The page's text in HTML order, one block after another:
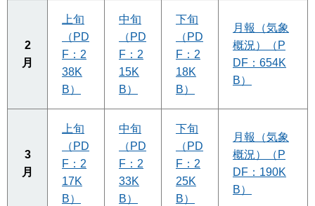
2
月
上旬
（PD
F：2
38K
B）
中旬
（PD
F：2
15K
B）
下旬
（PD
F：2
18K
B）
月報（気象
概況）（P
DF：654K
B）
3
月
上旬
（PD
F：2
17K
B）
中旬
（PD
F：2
33K
B）
下旬
（PD
F：2
25K
B）
月報（気象
概況）（P
DF：190K
B）